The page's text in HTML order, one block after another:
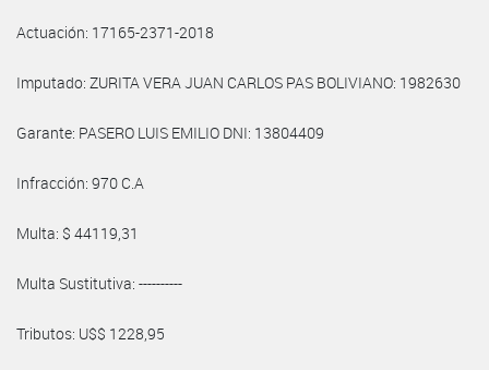
Actuación: 17165-2371-2018
Imputado: ZURITA VERA JUAN CARLOS PAS BOLIVIANO: 1982630
Garante: PASERO LUIS EMILIO DNI: 13804409
Infracción: 970 C.A
Multa: $ 44119,31
Multa Sustitutiva: ----------
Tributos: U$$ 1228,95